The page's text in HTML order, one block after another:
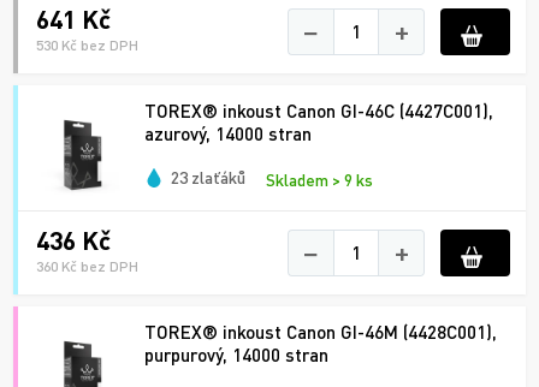
641 Kč
530 Kč bez DPH − +
TOREX® inkoust Canon GI-46C (4427C001),
azurový, 14000 stran
23 zlaťáků Skladem > 9 ks
436 Kč
360 Kč bez DPH − +
TOREX® inkoust Canon GI-46M (4428C001),
purpurový, 14000 stran